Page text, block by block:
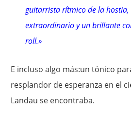
guitarrista rítmico de la
extraordinario y un brillante
roll.»
E incluso algo más:un tónico
resplandor de esperanza en el
Landau se encontraba.